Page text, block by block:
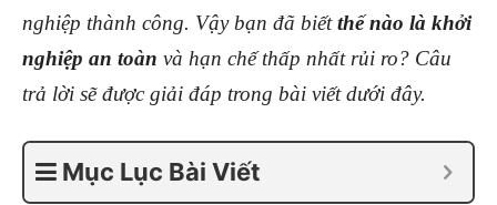
nghiệp thành công. Vậy bạn đã biếtthế nào là khởi
nghiệp an toàn và hạn chế thấp nhất rủi ro? Câu
trả lời sẽ được giải đáp trong bài viết dưới đây.
Mục Lục Bài Viết